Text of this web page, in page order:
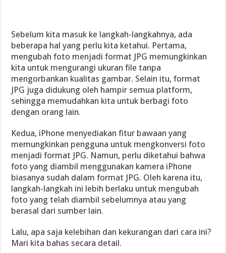
Sebelum kita masuk ke langkah-langkahnya, ada
beberapa hal yang perlu kita ketahui. Pertama,
mengubah foto menjadi format JPG memungkinkan
kita untuk mengurangi ukuran file tanpa
mengorbankan kualitas gambar. Selain itu, format
JPG juga didukung oleh hampir semua platform,
sehingga memudahkan kita untuk berbagi foto
dengan orang lain.
Kedua, iPhone menyediakan fitur bawaan yang
memungkinkan pengguna untuk mengkonversi foto
menjadi format JPG. Namun, perlu diketahui bahwa
foto yang diambil menggunakan kamera iPhone
biasanya sudah dalam format JPG. Oleh karena itu,
langkah-langkah ini lebih berlaku untuk mengubah
foto yang telah diambil sebelumnya atau yang
berasal dari sumber lain.
Lalu, apa saja kelebihan dan kekurangan dari cara ini?
Mari kita bahas secara detail.